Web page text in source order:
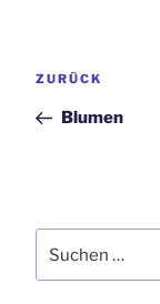
Vorheriger
ZURÜCK
Blumen
nach: